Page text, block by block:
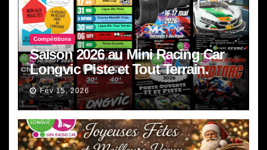
Compétitions
Saison 2026 au Mini Racing Car
Longvic Piste et Tout Terrain.
Fév 15, 2026